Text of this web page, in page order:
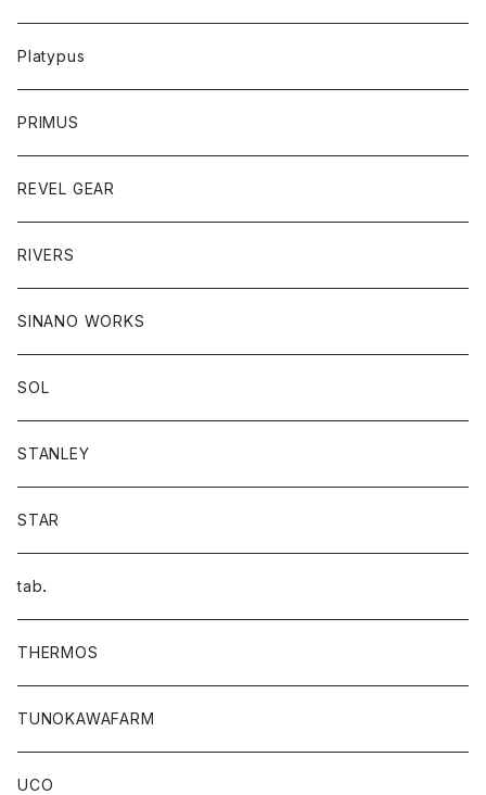
Platypus
PRIMUS
REVEL GEAR
RIVERS
SINANO WORKS
SOL
STANLEY
STAR
tab．
THERMOS
TUNOKAWAFARM
UCO